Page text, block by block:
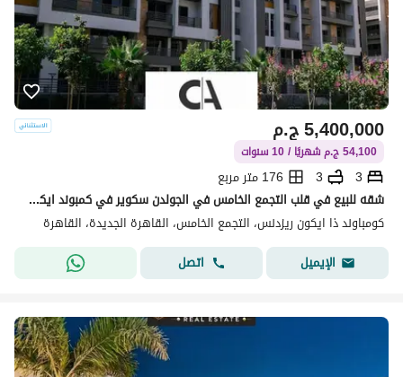
ج.م5,400,000
54,100 ج.م شهريًا / 10 سنوات
3
3
176 متر مربع
شقه للبيع في قلب التجمع الخامس في الجولدن سكوير في كمبوند ايكون مقدم 5% وقسط علي 10 سنوات مع خصم كاش 35% | * Icon *
كومباوند ذا ايكون ريزدنس، التجمع الخامس، القاهرة الجديدة، القاهرة
الإيميل
اتصل